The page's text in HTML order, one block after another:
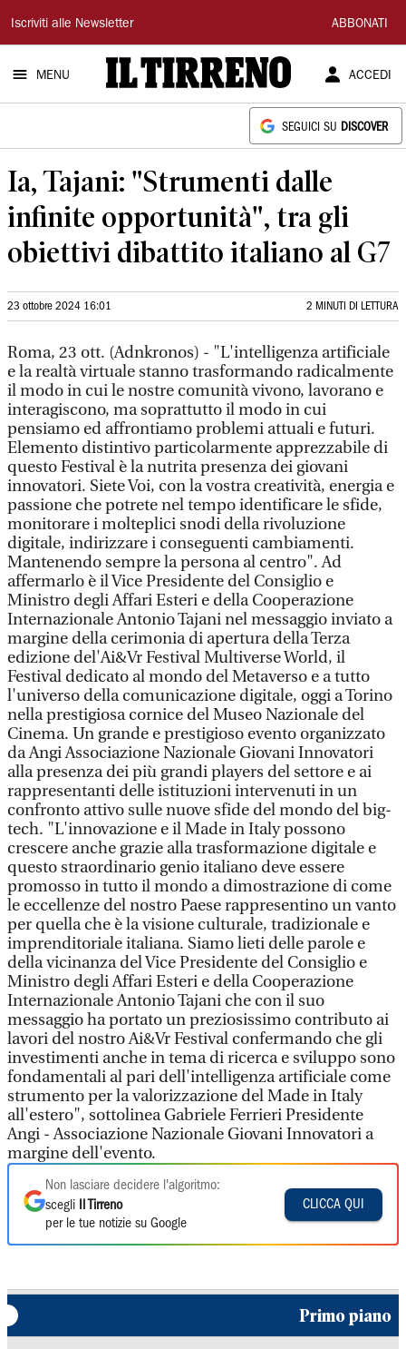
Il
Tirreno
Iscriviti alle Newsletter ABBONATI
MENU ACCEDI
SEGUICI SU DISCOVER
Ia, Tajani: "Strumenti dalle
infinite opportunità", tra gli
obiettivi dibattito italiano al G7
23 ottobre 2024 16:01 2 MINUTI DI LETTURA
Roma, 23 ott. (Adnkronos) - "L'intelligenza artificiale
e la realtà virtuale stanno trasformando radicalmente
il modo in cui le nostre comunità vivono, lavorano e
interagiscono, ma soprattutto il modo in cui
pensiamo ed affrontiamo problemi attuali e futuri.
Elemento distintivo particolarmente apprezzabile di
questo Festival è la nutrita presenza dei giovani
innovatori. Siete Voi, con la vostra creatività, energia e
passione che potrete nel tempo identificare le sfide,
monitorare i molteplici snodi della rivoluzione
digitale, indirizzare i conseguenti cambiamenti.
Mantenendo sempre la persona al centro". Ad
affermarlo è il Vice Presidente del Consiglio e
Ministro degli Affari Esteri e della Cooperazione
Internazionale Antonio Tajani nel messaggio inviato a
margine della cerimonia di apertura della Terza
edizione del'Ai&Vr Festival Multiverse World, il
Festival dedicato al mondo del Metaverso e a tutto
l'universo della comunicazione digitale, oggi a Torino
nella prestigiosa cornice del Museo Nazionale del
Cinema. Un grande e prestigioso evento organizzato
da Angi Associazione Nazionale Giovani Innovatori
alla presenza dei più grandi players del settore e ai
rappresentanti delle istituzioni intervenuti in un
confronto attivo sulle nuove sfide del mondo del big-
tech. "L'innovazione e il Made in Italy possono
crescere anche grazie alla trasformazione digitale e
questo straordinario genio italiano deve essere
promosso in tutto il mondo a dimostrazione di come
le eccellenze del nostro Paese rappresentino un vanto
per quella che è la visione culturale, tradizionale e
imprenditoriale italiana. Siamo lieti delle parole e
della vicinanza del Vice Presidente del Consiglio e
Ministro degli Affari Esteri e della Cooperazione
Internazionale Antonio Tajani che con il suo
messaggio ha portato un preziosissimo contributo ai
lavori del nostro Ai&Vr Festival confermando che gli
investimenti anche in tema di ricerca e sviluppo sono
fondamentali al pari dell'intelligenza artificiale come
strumento per la valorizzazione del Made in Italy
all'estero", sottolinea Gabriele Ferrieri Presidente
Angi - Associazione Nazionale Giovani Innovatori a
margine dell'evento.
Non lasciare decidere l'algoritmo:
scegli
Il Tirreno
per le tue notizie su Google
CLICCA QUI
Primo piano